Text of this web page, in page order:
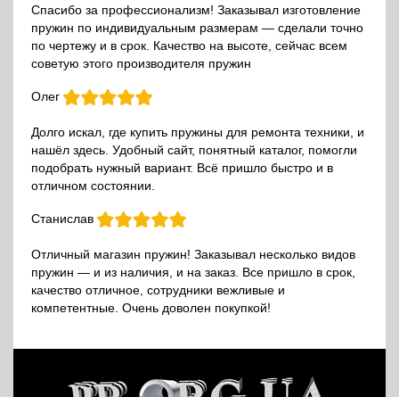
Спасибо за профессионализм! Заказывал изготовление
пружин по индивидуальным размерам — сделали точно
по чертежу и в срок. Качество на высоте, сейчас всем
советую этого производителя пружин
Олег
Долго искал, где купить пружины для ремонта техники, и
нашёл здесь. Удобный сайт, понятный каталог, помогли
подобрать нужный вариант. Всё пришло быстро и в
отличном состоянии.
Станислав
Отличный магазин пружин! Заказывал несколько видов
пружин — и из наличия, и на заказ. Все пришло в срок,
качество отличное, сотрудники вежливые и
компетентные. Очень доволен покупкой!